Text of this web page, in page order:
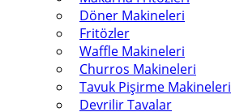
Döner Makineleri
Fritözler
Waffle Makineleri
Churros Makineleri
Tavuk Pişirme Makineleri
Devrilir Tavalar